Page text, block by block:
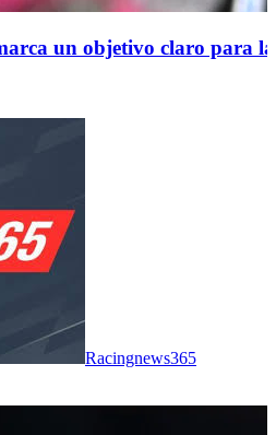
un objetivo claro para
Racingnews365